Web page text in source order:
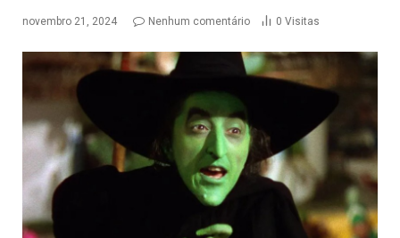
novembro 21, 2024 Nenhum comentário 0 Visitas